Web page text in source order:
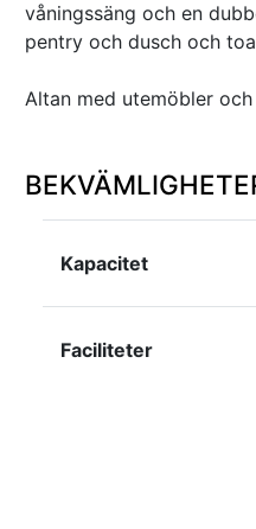
våningssäng och en
pentry och dusch och
Altan med utemöbler
Kapacitet
Faciliteter